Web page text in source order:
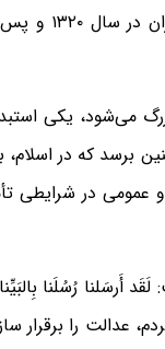
مردم احساس
می‌شود، یکی
برسد که در اسلام،
در شرایطی
رُسُلَنا
عدالت را برقرار